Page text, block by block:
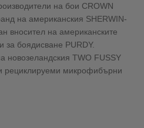
на бои CROWN
на американския SHERWIN-
вносител на американските
за боядисване PURDY.
новозеландския TWO FUSSY
рециклируеми микрофибърни